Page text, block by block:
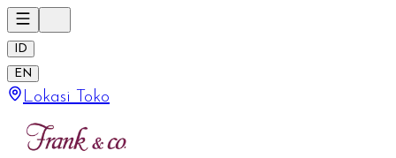
ID
EN
Lokasi Toko